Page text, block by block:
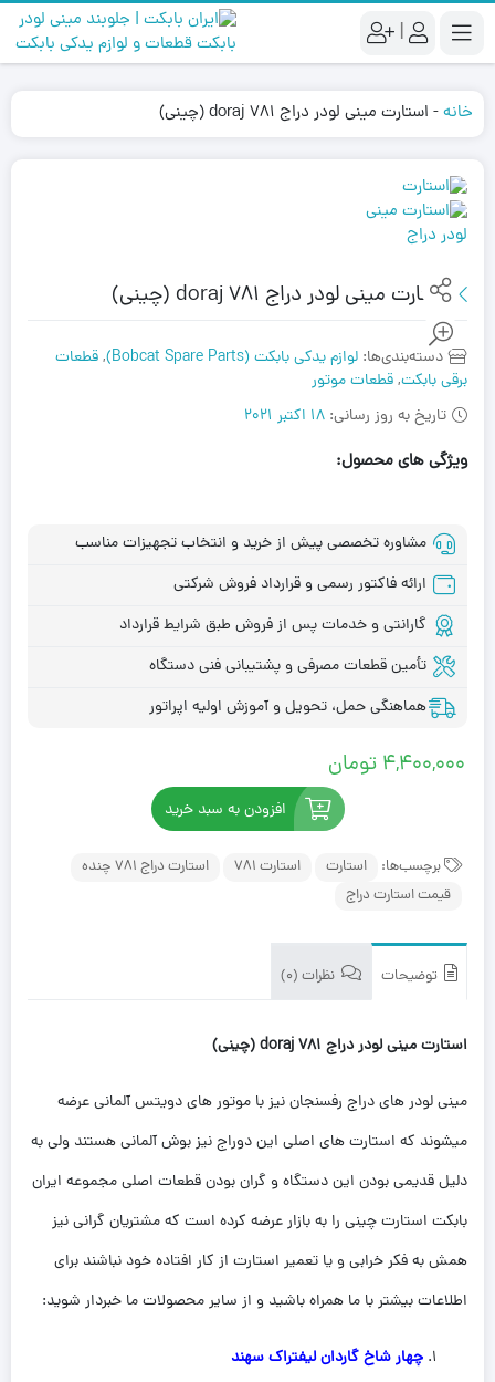
|
خانه- استارت مینی لودر دراج 781 doraj (چینی)
استارت مینی لودر دراج 781 doraj (چینی)
دسته‌بندی‌ها: لوازم یدکی بابکت (Bobcat Spare Parts) ,قطعات
برقی بابکت,قطعات موتور
تاریخ به روز رسانی: 18 اکتبر 2021
ویژگی های محصول:
مشاوره تخصصی پیش از خرید و انتخاب تجهیزات مناسب
ارائه فاکتور رسمی و قرارداد فروش شرکتی
گارانتی و خدمات پس از فروش طبق شرایط قرارداد
تأمین قطعات مصرفی و پشتیبانی فنی دستگاه
هماهنگی حمل، تحویل و آموزش اولیه اپراتور
4,400,000 تومان
افزودن به سبد خرید
برچسب‌ها: استارت استارت 781
استارت دراج 781 چنده
قیمت استارت دراج
توضیحات نظرات (0)
استارت مینی لودر دراج 781 doraj (چینی)
مینی لودر های دراج رفسنجان نیز با موتور های دویتس آلمانی عرضه
میشوند که استارت های اصلی این دوراج نیز بوش آلمانی هستند ولی به
دلیل قدیمی بودن این دستگاه و گران بودن قطعات اصلی مجموعه ایران
بابکت استارت چینی را به بازار عرضه کرده است که مشتریان گرانی نیز
همش به فکر خرابی و یا تعمیر استارت از کار افتاده خود نباشند برای
اطلاعات بیشتر با ما همراه باشید و از سایر محصولات ما خبردار شوید:
چهار شاخ گاردان لیفتراک سهند